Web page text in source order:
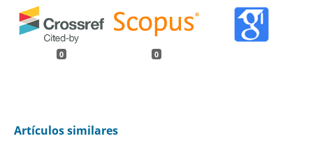
0 0
Artículos similares